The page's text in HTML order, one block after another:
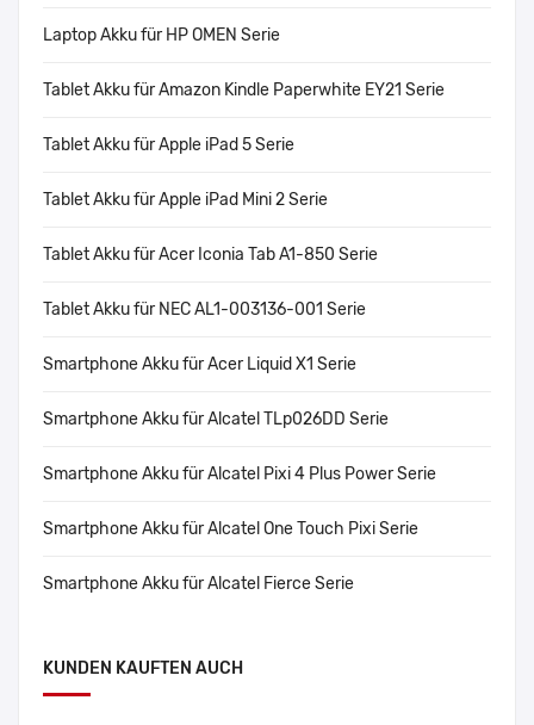
Laptop Akku für HP OMEN Serie
Tablet Akku für Amazon Kindle Paperwhite EY21 Serie
Tablet Akku für Apple iPad 5 Serie
Tablet Akku für Apple iPad Mini 2 Serie
Tablet Akku für Acer Iconia Tab A1-850 Serie
Tablet Akku für NEC AL1-003136-001 Serie
Smartphone Akku für Acer Liquid X1 Serie
Smartphone Akku für Alcatel TLp026DD Serie
Smartphone Akku für Alcatel Pixi 4 Plus Power Serie
Smartphone Akku für Alcatel One Touch Pixi Serie
Smartphone Akku für Alcatel Fierce Serie
KUNDEN KAUFTEN AUCH